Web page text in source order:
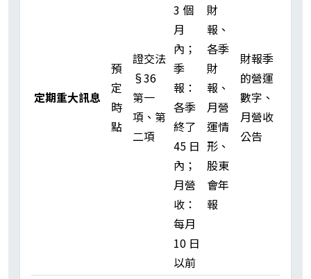
定期重大訊息
預
定
時
點
證交法
§36
第一
項、第
二項
3 個
月
內；
季
報：
各季
終了
45 日
內；
月營
收：
每月
10 日
以前
財
報、
各季
財
報、
月營
運情
形、
股東
會年
報
財報季
的營運
數字、
月營收
公告